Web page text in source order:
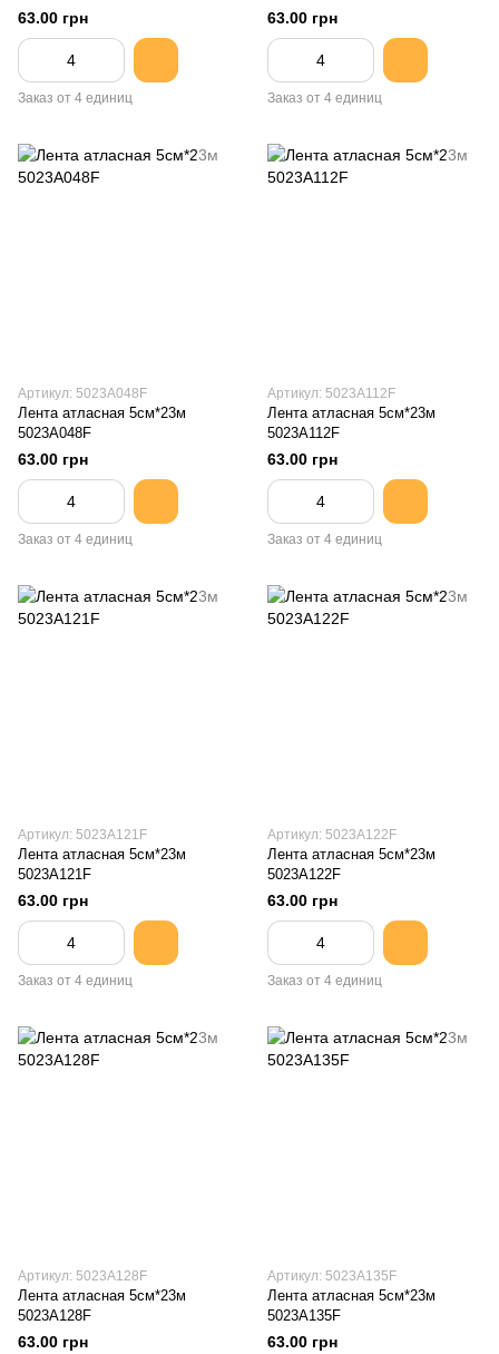
63.00 грн
Заказ от 4 единиц
63.00 грн
Заказ от 4 единиц
Артикул: 5023A048F
Лента атласная 5см*23м
5023A048F
63.00 грн
Заказ от 4 единиц
Артикул: 5023A112F
Лента атласная 5см*23м
5023A112F
63.00 грн
Заказ от 4 единиц
Артикул: 5023A121F
Лента атласная 5см*23м
5023A121F
63.00 грн
Заказ от 4 единиц
Артикул: 5023A122F
Лента атласная 5см*23м
5023A122F
63.00 грн
Заказ от 4 единиц
Артикул: 5023A128F
Лента атласная 5см*23м
5023A128F
63.00 грн
Артикул: 5023A135F
Лента атласная 5см*23м
5023A135F
63.00 грн